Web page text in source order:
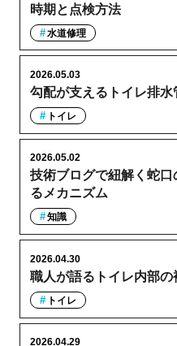
時期と点検方法
水道修理
勾配が支えるトイレ排
2026.05.03
トイレ
技術ブログで紐解く蛇
るメカニズム
2026.05.02
知識
職人が語るトイレ内部
2026.04.30
トイレ
2026.04.29